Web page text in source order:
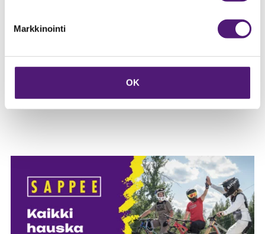
Markkinointi
OK
heti kohteen huoltajaan tai infoon.
Tervetuloa!